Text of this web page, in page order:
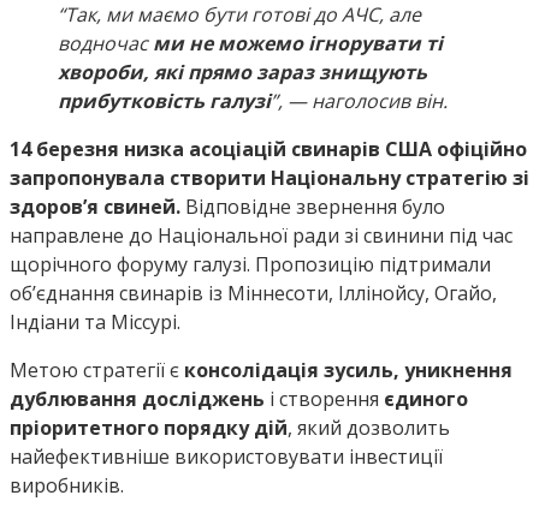
“Так, ми маємо бути готові до АЧС, але
водночасми не можемо ігнорувати ті
хвороби, які прямо зараз знищують
прибутковість галузі”, — наголосив він.
14 березня низка асоціацій свинарів США офіційно
запропонувала створити Національну стратегію зі
здоров’я свиней. Відповідне звернення було
направлене до Національної ради зі свинини під час
щорічного форуму галузі. Пропозицію підтримали
об’єднання свинарів із Міннесоти, Іллінойсу, Огайо,
Індіани та Міссурі.
Метою стратегії є консолідація зусиль, уникнення
дублювання досліджень і створення єдиного
пріоритетного порядку дій, який дозволить
найефективніше використовувати інвестиції
виробників.